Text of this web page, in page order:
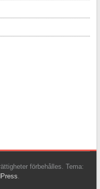
förbehålles. Tema:
.